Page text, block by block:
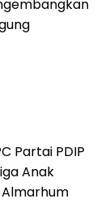
Partai PDIP
Anak
Almarhum